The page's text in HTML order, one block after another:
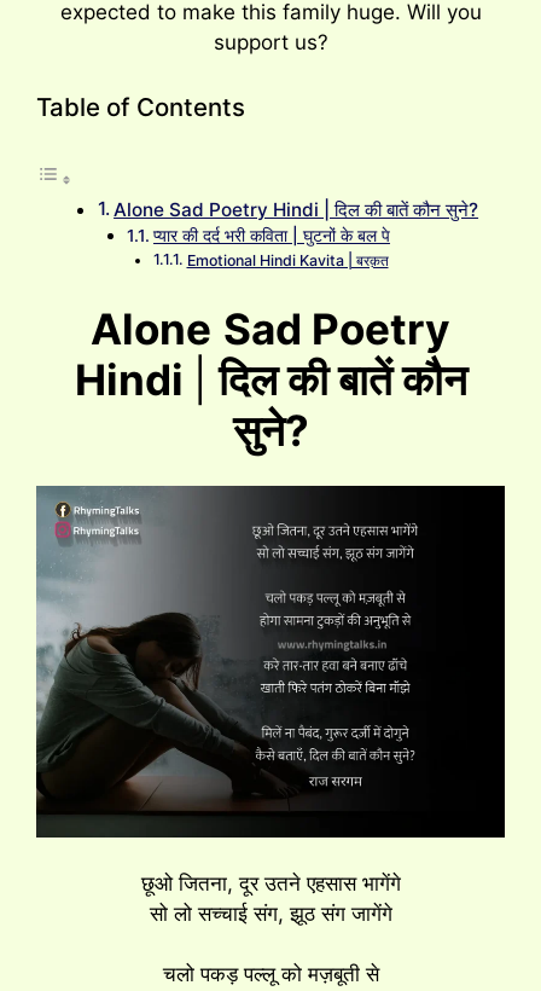
expected to make this family huge. Will you
support us?
Table of Contents
Alone Sad Poetry Hindi | दिल की बातें कौन सुने?
प्यार की दर्द भरी कविता | घुटनों के बल पे
Emotional Hindi Kavita | बरक़त
Alone Sad Poetry
Hindi
|दिल की बातें कौन
सुने?
छूओ जितना, दूर उतने एहसास भागेंगे
सो लो सच्चाई संग, झूठ संग जागेंगे
चलो पकड़ पल्लू को मज़बूती से